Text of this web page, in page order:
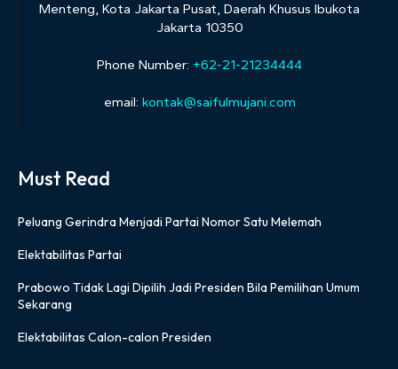
Menteng, Kota Jakarta Pusat, Daerah Khusus Ibukota
Jakarta 10350
Phone Number: +62-21-21234444
email: kontak@saifulmujani.com
Must Read
Peluang Gerindra Menjadi Partai Nomor Satu Melemah
Elektabilitas Partai
Prabowo Tidak Lagi Dipilih Jadi Presiden Bila Pemilihan Umum
Sekarang
Elektabilitas Calon-calon Presiden